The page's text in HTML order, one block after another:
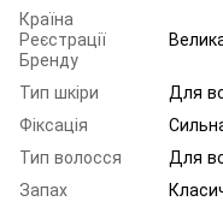
Країна
Реєстрації
Бренду
Тип шкіри
Для
Фіксація
Тип волосся
Для
Запах